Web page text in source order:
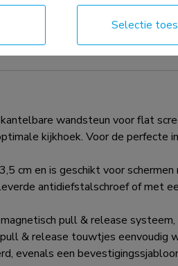
met het gewicht en de
beperkingen voor de
wandsteun voor flat
kijkhoek. Voor de perfecte
cm en is geschikt voor
antidiefstalschroef of met
pull & release
& release touwtjes
evenals een
Selectie